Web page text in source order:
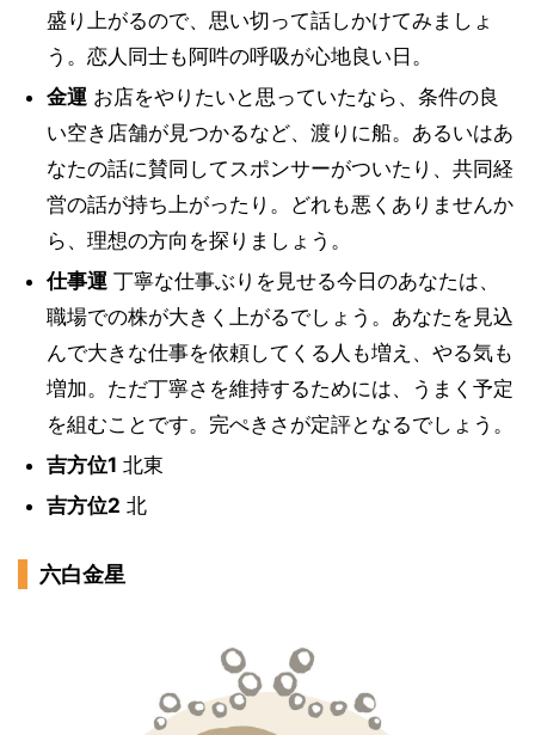
盛り上がるので、思い切って話しかけてみましょ
う。恋人同士も阿吽の呼吸が心地良い日。
金運お店をやりたいと思っていたなら、条件の良
い空き店舗が見つかるなど、渡りに船。あるいはあ
なたの話に賛同してスポンサーがついたり、共同経
営の話が持ち上がったり。どれも悪くありませんか
ら、理想の方向を探りましょう。
仕事運丁寧な仕事ぶりを見せる今日のあなたは、
職場での株が大きく上がるでしょう。あなたを見込
んで大きな仕事を依頼してくる人も増え、やる気も
増加。ただ丁寧さを維持するためには、うまく予定
を組むことです。完ぺきさが定評となるでしょう。
吉方位1 北東
吉方位2 北
六白金星